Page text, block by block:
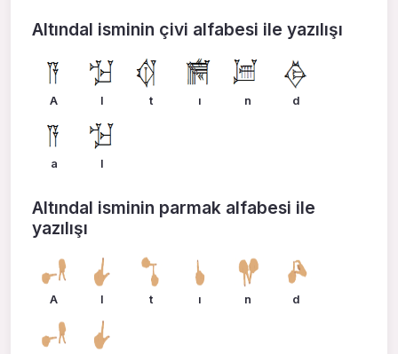
Altındal isminin çivi alfabesi ile yazılışı
A l t ı n d
a l
Altındal isminin parmak alfabesi ile
yazılışı
A l t ı n d